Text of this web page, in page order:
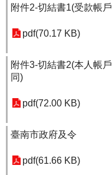
附件2-切結書1(受款帳
pdf(70.17 KB)
附件3-切結書2(本人帳
同)
pdf(72.00 KB)
臺南市政府及令
pdf(61.66 KB)